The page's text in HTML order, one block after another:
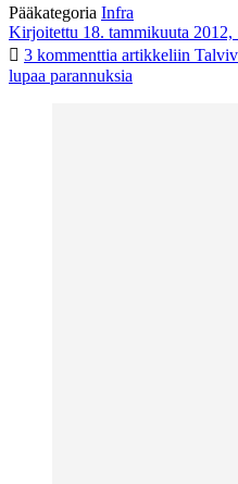
Pääkategoria Infra
Kirjoitettu 18. tammikuuta 2012,
3 kommenttia artikkeliin
lupaa parannuksia